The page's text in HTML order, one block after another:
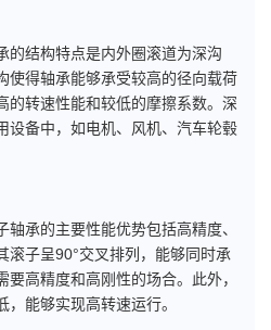
结构特点是内外圈滚道为深沟
使得轴承能够承受较高的径向载荷
的转速性能和较低的摩擦系数。深
设备中，如电机、风机、汽车轮毂
承的主要性能优势包括高精度、
滚子呈90°交叉排列，能够同时承
高精度和高刚性的场合。此外，
能够实现高转速运行。